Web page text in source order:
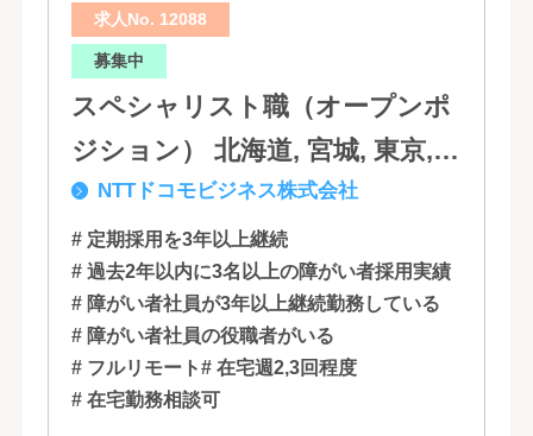
求人No. 12088
募集中
スペシャリスト職（オープンポ
ジション） 北海道, 宮城, 東京,
石川, 愛知, 大阪, 広島, 香川, 福岡
NTTドコモビジネス株式会社
# 定期採用を3年以上継続
# 過去2年以内に3名以上の障がい者採用実績
# 障がい者社員が3年以上継続勤務している
# 障がい者社員の役職者がいる
# フルリモート# 在宅週2,3回程度
# 在宅勤務相談可